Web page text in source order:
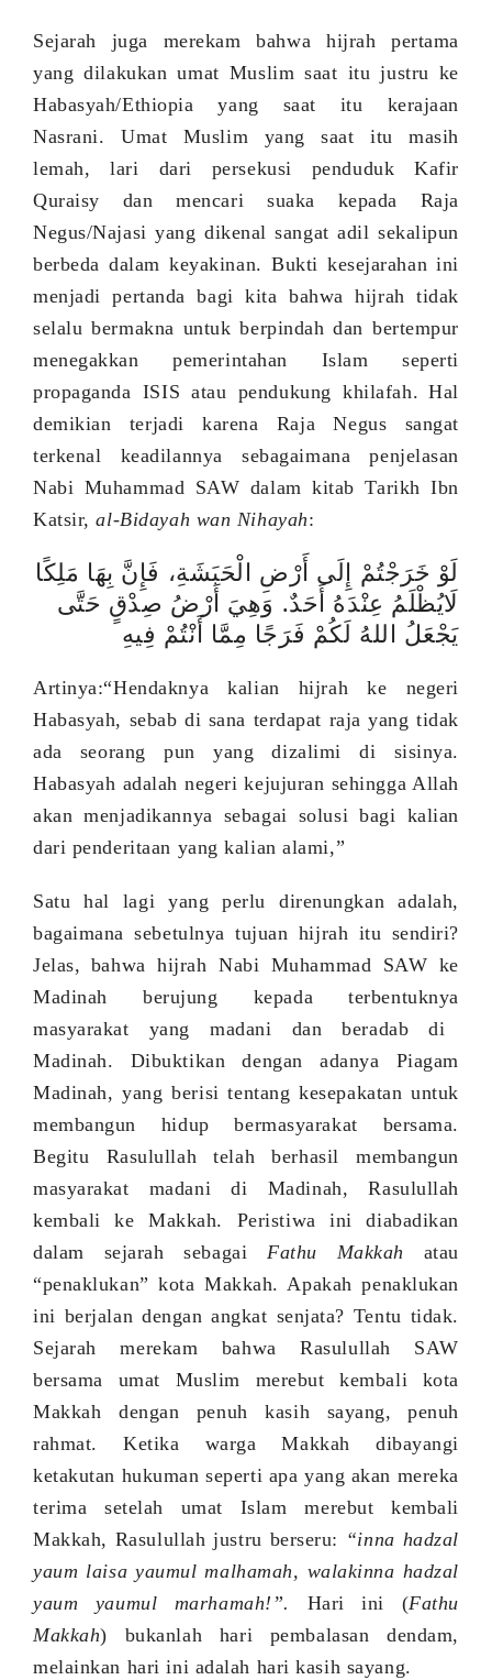
Sejarah juga merekam bahwa hijrah pertama
yang dilakukan umat Muslim saat itu justru ke
Habasyah/Ethiopia yang saat itu kerajaan
Nasrani. Umat Muslim yang saat itu masih
lemah, lari dari persekusi penduduk Kafir
Quraisy dan mencari suaka kepada Raja
Negus/Najasi yang dikenal sangat adil sekalipun
berbeda dalam keyakinan. Bukti kesejarahan ini
menjadi pertanda bagi kita bahwa hijrah tidak
selalu bermakna untuk berpindah dan bertempur
menegakkan pemerintahan Islam seperti
propaganda ISIS atau pendukung khilafah. Hal
demikian terjadi karena Raja Negus sangat
terkenal keadilannya sebagaimana penjelasan
Nabi Muhammad SAW dalam kitab Tarikh Ibn
Katsir,al-Bidayah wan Nihayah:
لَوْ خَرَجْتُمْ إِلَى أَرْضِ الْحَبَشَةِ، فَإِنَّ بِهَا مَلِكًا
لَايُظْلَمُ عِنْدَهُ أَحَدٌ. وَهِيَ أَرْضُ صِدْقٍ حَتَّى
يَجْعَلُ اللهُ لَكُمْ فَرَجًا مِمَّا أَنْتُمْ فِيهِ
Artinya:“Hendaknya kalian hijrah ke negeri
Habasyah, sebab di sana terdapat raja yang tidak
ada seorang pun yang dizalimi di sisinya.
Habasyah adalah negeri kejujuran sehingga Allah
akan menjadikannya sebagai solusi bagi kalian
dari penderitaan yang kalian alami,”
Satu hal lagi yang perlu direnungkan adalah,
bagaimana sebetulnya tujuan hijrah itu sendiri?
Jelas, bahwahijrah Nabi Muhammad SAW ke
Madinah berujung kepadaterbentuknya
masyarakat yang madani dan beradab di
Madinah. Dibuktikan dengan adanya Piagam
Madinah, yang berisi tentang kesepakatan untuk
membangun hidup bermasyarakat bersama.
Begitu Rasulullah telah berhasil membangun
masyarakat madani di Madinah, Rasulullah
kembali ke Makkah. Peristiwa ini diabadikan
dalam sejarah sebagai Fathu Makkah atau
“penaklukan” kota Makkah. Apakah penaklukan
ini berjalan dengan angkat senjata? Tentu tidak.
Sejarah merekam bahwa Rasulullah SAW
bersama umat Muslim merebut kembali kota
Makkah dengan penuh kasih sayang,
penuh
rahmat. Ketika warga Makkah dibayangi
ketakutan hukuman seperti apa yang akan mereka
terima setelah umat Islam merebut kembali
Makkah, Rasulullah justru berseru: “inna hadzal
yaum laisa yaumul malhamah, walakinna hadzal
yaum yaumul marhamah!”. Hari ini (Fathu
Makkah) bukanlah hari pembalasan dendam,
melainkan hari ini adalah hari kasih sayang.